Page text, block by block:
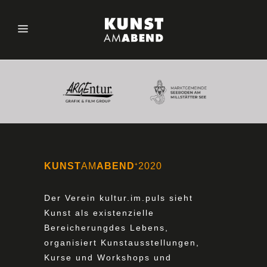
KUNSTAMABEND +2020
Der Verein kultur.im.puls sieht
Kunst als existenzielle
Bereicherungdes Lebens,
organisiert Kunstausstellungen,
Kurse und Workshops und